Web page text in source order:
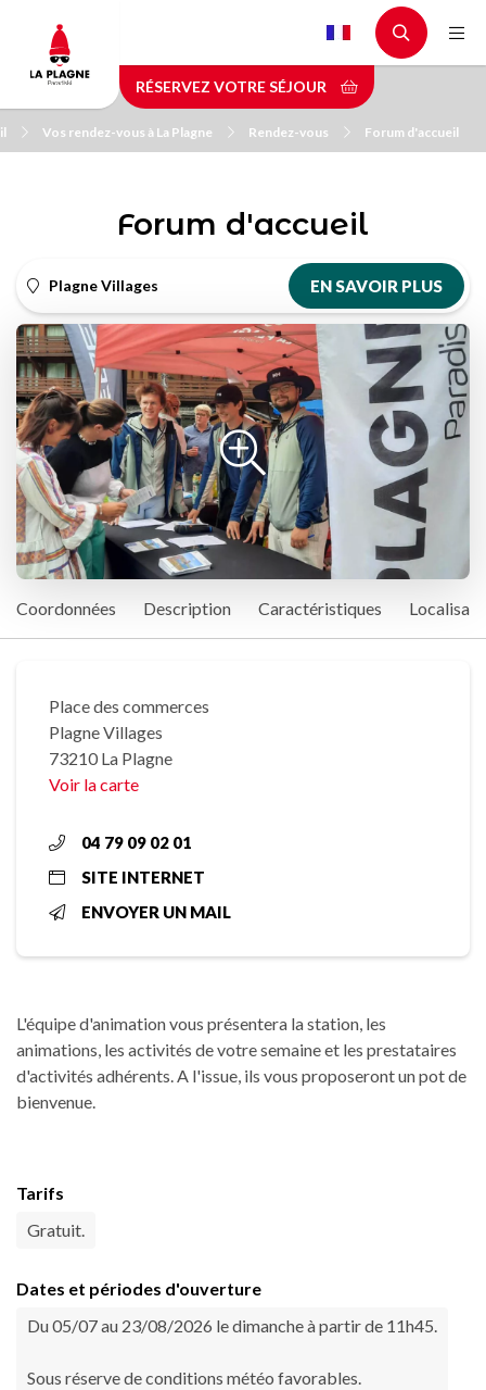
contenu
principal
RÉSERVEZ VOTRE SÉJOUR
Vos rendez-vous à La Plagne Rendez-vous Forum d'accueil
Forum d'accueil
Plagne Villages EN SAVOIR PLUS
Coordonnées Description Caractéristiques
Place des commerces
Plagne Villages
73210 La Plagne
Voir la carte
04 79 09 02 01
SITE INTERNET
ENVOYER UN MAIL
L'équipe d'animation vous présentera la station, les
animations, les activités de votre semaine et les prestataires
d'activités adhérents. A l'issue, ils vous proposeront un pot de
bienvenue.
Tarifs
Gratuit.
Dates et périodes d'ouverture
Du 05/07 au 23/08/2026 le dimanche à partir de 11h45.
Sous réserve de conditions météo favorables.